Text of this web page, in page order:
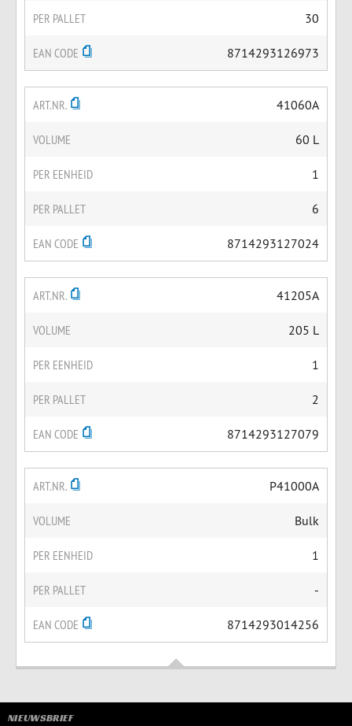
PER PALLET 30
EAN CODE 8714293126973
ART.NR. 41060A
VOLUME 60 L
PER EENHEID 1
PER PALLET 6
EAN CODE 8714293127024
ART.NR. 41205A
VOLUME 205 L
PER EENHEID 1
PER PALLET 2
EAN CODE 8714293127079
ART.NR. P41000A
VOLUME Bulk
PER EENHEID 1
PER PALLET -
EAN CODE 8714293014256
NIEUWSBRIEF